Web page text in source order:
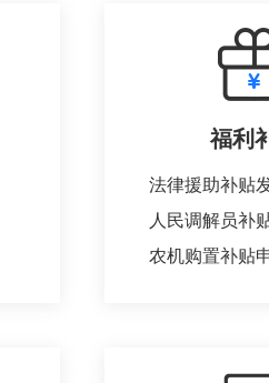
福利
法律援助补贴
人民调解员补
农机购置补贴